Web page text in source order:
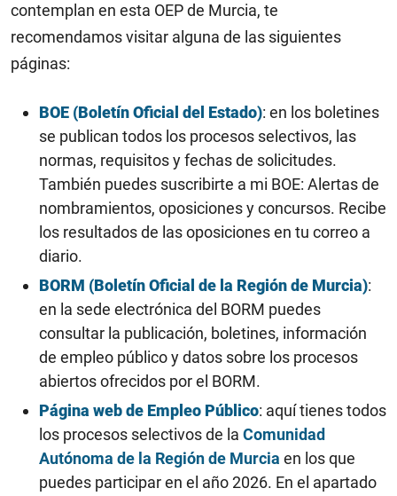
contemplan en esta OEP de Murcia, te
recomendamos visitar alguna de las siguientes
páginas:
BOE (Boletín Oficial del Estado): en los boletines
se publican todos los procesos selectivos, las
normas, requisitos y fechas de solicitudes.
También puedes suscribirte a mi BOE: Alertas de
nombramientos, oposiciones y concursos. Recibe
los resultados de las oposiciones en tu correo a
diario.
BORM (Boletín Oficial de la Región de Murcia):
en la sede electrónica del BORM puedes
consultar la publicación, boletines, información
de empleo público y datos sobre los procesos
abiertos ofrecidos por el BORM.
Página web de Empleo Público: aquí tienes todos
los procesos selectivos de la Comunidad
Autónoma de la Región de Murcia en los que
puedes participar en el año 2026. En el apartado